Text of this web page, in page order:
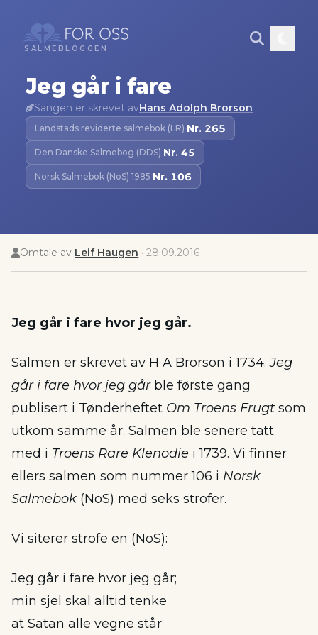
SALMEBLOGGEN
Jeg går i fare
Sangen er skrevet avHans Adolph Brorson
Landstads reviderte salmebok (LR)·Nr. 265
Den Danske Salmebog (DDS)·Nr. 45
Norsk Salmebok (NoS) 1985·Nr. 106
Omtale av Leif Haugen ·28.09.2016
Jeg går i fare hvor jeg går.
Salmen er skrevet av H A Brorson i 1734.Jeg
går i fare hvor jeg gårble første gang
publisert i Tønderheftet Om Troens Frugt som
utkom samme år. Salmen ble senere tatt
med i Troens Rare Klenodie i 1739. Vi finner
ellers salmen som nummer 106 i Norsk
Salmebok (NoS) med seks strofer.
Vi siterer strofe en (NoS):
Jeg går i fare hvor jeg går;
min sjel skal alltid tenke
at Satan alle vegne står